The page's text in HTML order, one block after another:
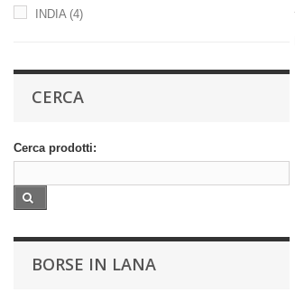
INDIA(4)
CERCA
Cerca prodotti:
BORSE IN LANA